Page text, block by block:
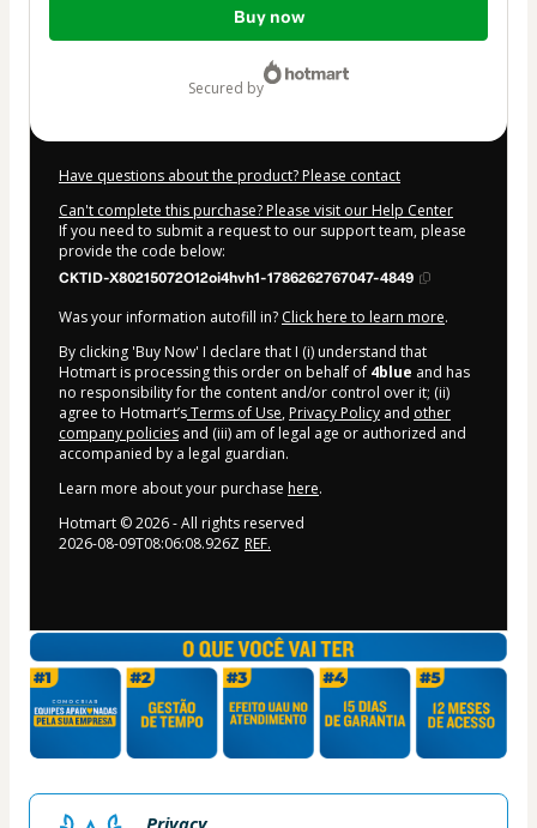
Buy now
secured by
Have questions about the product? Please contact
Can't complete this purchase? Please visit our Help Center
If you need to submit a request to our support team, please
provide the code below:
CKTID-X80215072O12oi4hvh1-1786262767047-4849
Was your information autofill in? Click here to learn more.
By clicking 'Buy Now' I declare that I (i) understand that
Hotmart is processing this order on behalf of 4blue and has
no responsibility for the content and/or control over it; (ii)
agree to Hotmart’sTerms of Use, Privacy Policy and other
company policies and (iii) am of legal age or authorized and
accompanied by a legal guardian.
Learn more about your purchase here.
Hotmart ©2026- All rights reserved
2026-08-09T08:06:08.926Z REF.
Privacy